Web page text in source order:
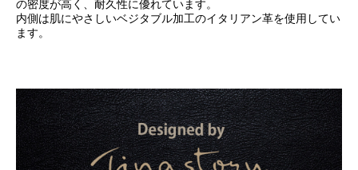
の密度が高く、耐久性に優れています。
内側は肌にやさしいベジタブル加工のイタリアン革を使用してい
ます。